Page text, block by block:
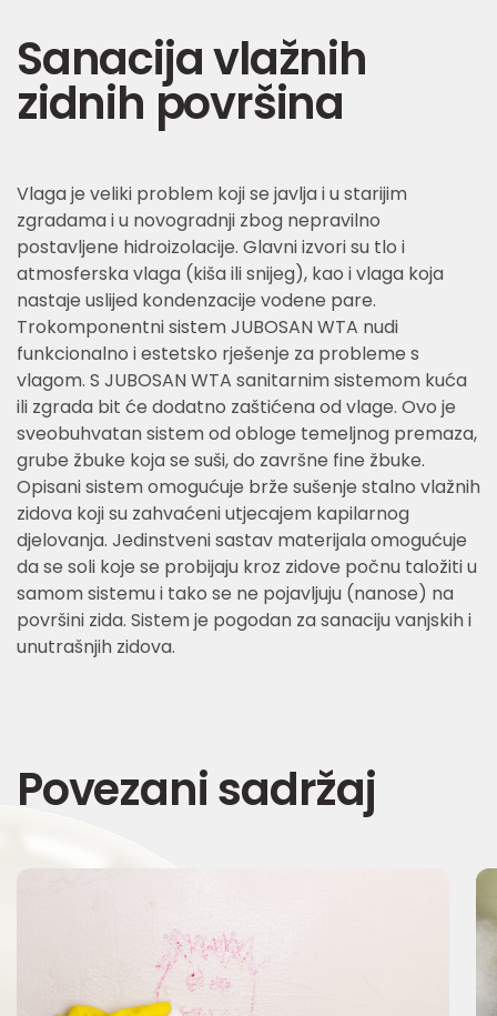
Sanacija vlažnih
zidnih površina
Vlaga je veliki problem koji se javlja i u starijim
zgradama i u novogradnji zbog nepravilno
postavljene hidroizolacije. Glavni izvori su tlo i
atmosferska vlaga (kiša ili snijeg), kao i vlaga koja
nastaje uslijed kondenzacije vodene pare.
Trokomponentni sistem JUBOSAN WTA nudi
funkcionalno i estetsko rješenje za probleme s
vlagom. S JUBOSAN WTA sanitarnim sistemom kuća
ili zgrada bit će dodatno zaštićena od vlage. Ovo je
sveobuhvatan sistem od obloge temeljnog premaza,
grube žbuke koja se suši, do završne fine žbuke.
Opisani sistem omogućuje brže sušenje stalno vlažnih
zidova koji su zahvaćeni utjecajem kapilarnog
djelovanja. Jedinstveni sastav materijala omogućuje
da se soli koje se probijaju kroz zidove počnu taložiti u
samom sistemu i tako se ne pojavljuju (nanose) na
površini zida. Sistem je pogodan za sanaciju vanjskih i
unutrašnjih zidova.
Povezani sadržaj